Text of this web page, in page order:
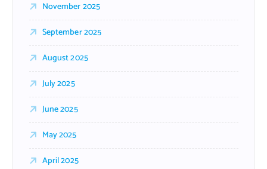
November 2025
September 2025
August 2025
July 2025
June 2025
May 2025
April 2025